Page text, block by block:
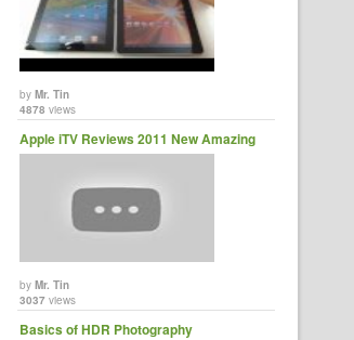
byMr. Tin
4878 views
Apple iTV Reviews 2011 New Amazing
byMr. Tin
3037 views
Basics of HDR Photography